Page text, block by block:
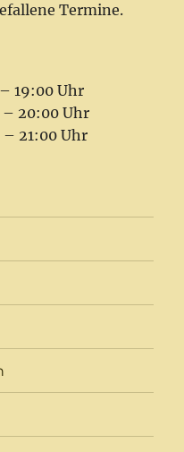
Termine.
19:00 Uhr
– 20:00 Uhr
21:00 Uhr